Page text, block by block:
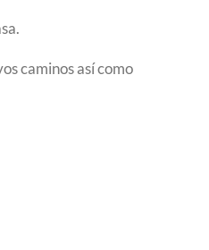
caminos así como